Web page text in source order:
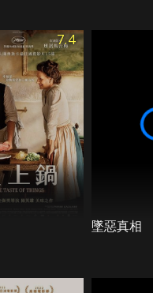
同的過往，「相
築成的高牆，使
7.4
墜惡真相